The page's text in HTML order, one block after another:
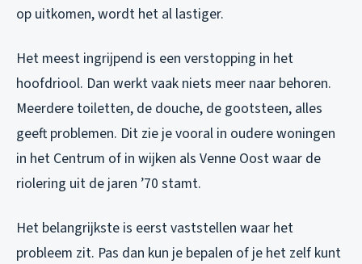
op uitkomen, wordt het al lastiger.
Het meest ingrijpend is een verstopping in het
hoofdriool. Dan werkt vaak niets meer naar behoren.
Meerdere toiletten, de douche, de gootsteen, alles
geeft problemen. Dit zie je vooral in oudere woningen
in het Centrum of in wijken als Venne Oost waar de
riolering uit de jaren ’70 stamt.
Het belangrijkste is eerst vaststellen waar het
probleem zit. Pas dan kun je bepalen of je het zelf kunt